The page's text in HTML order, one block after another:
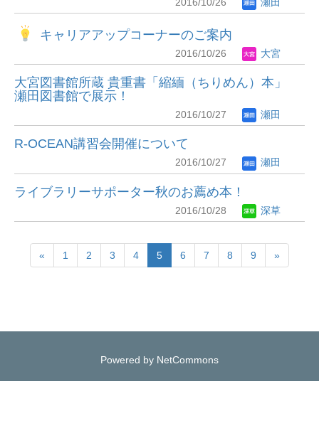
キャリアアップコーナーのご案内
2016/10/26 大宮
大宮図書館所蔵 貴重書「縮緬（ちりめん）本」
瀬田図書館で展示！
2016/10/27 瀬田
R-OCEAN講習会開催について
2016/10/27 瀬田
ライブラリーサポーター秋のお薦め本！
2016/10/28 深草
« 1 2 3 4 5 6 7 8 9 »
Powered by NetCommons